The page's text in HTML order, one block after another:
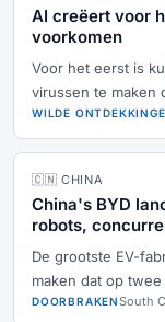
AI creëert voor
voorkomen
Voor het eerst is
virussen te maken
WILDE
🇨🇳 CHINA
China's BYD
robots,
De grootste EV-
maken dat op
DOORBRAKENSouth